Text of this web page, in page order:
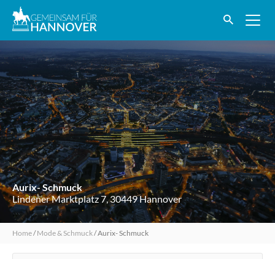
Aurix- Schmuck
Lindener Marktplatz 7, 30449 Hannover
Home/Mode & Schmuck/Aurix- Schmuck